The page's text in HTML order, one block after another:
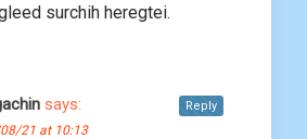
surchih heregtei.
says:
21 at 10:13
Reply